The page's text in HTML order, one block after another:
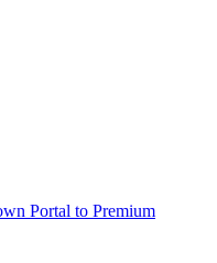
Portal to Premium